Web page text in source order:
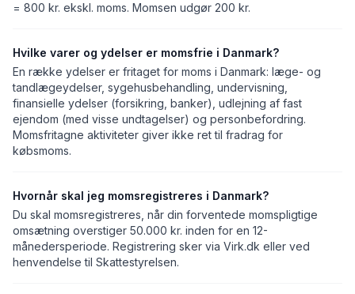
= 800 kr. ekskl. moms. Momsen udgør 200 kr.
Hvilke varer og ydelser er momsfrie i Danmark?
En række ydelser er fritaget for moms i Danmark: læge- og
tandlægeydelser, sygehusbehandling, undervisning,
finansielle ydelser (forsikring, banker), udlejning af fast
ejendom (med visse undtagelser) og personbefordring.
Momsfritagne aktiviteter giver ikke ret til fradrag for
købsmoms.
Hvornår skal jeg momsregistreres i Danmark?
Du skal momsregistreres, når din forventede momspligtige
omsætning overstiger 50.000 kr. inden for en 12-
månedersperiode. Registrering sker via Virk.dk eller ved
henvendelse til Skattestyrelsen.